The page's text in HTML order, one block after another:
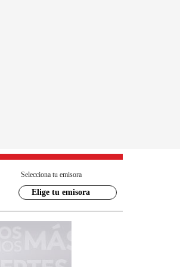
Selecciona tu emisora
Elige tu emisora